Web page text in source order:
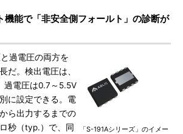
機能で「非安全側フォールト」の診断が
「S-191Aシリーズ」のイメー
過電圧の両方を
だ。検出電圧は、
過電圧は0.7～5.5V
に設定できる。電
ら出力するまでの
秒（typ.）で、同